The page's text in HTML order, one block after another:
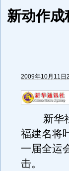
新动作
2009年10月11日
新华社
福建名将
一届全运
击。